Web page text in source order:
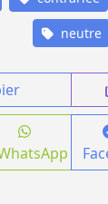
neutre